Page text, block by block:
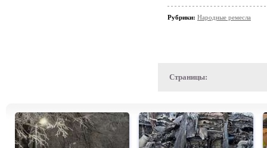
Рубрики: Народные ремесла
Страницы: